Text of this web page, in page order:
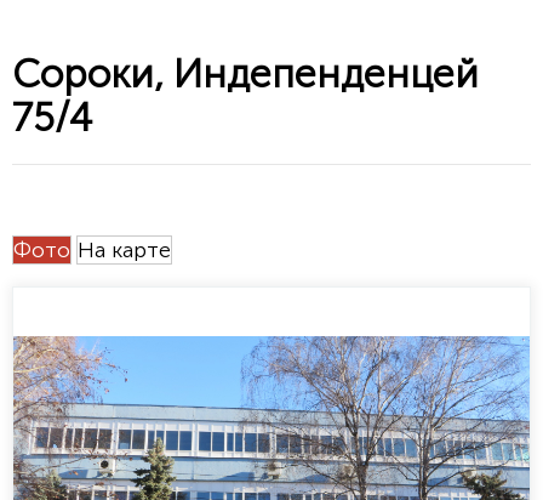
Сороки, Индепенденцей
75/4
Фото На карте